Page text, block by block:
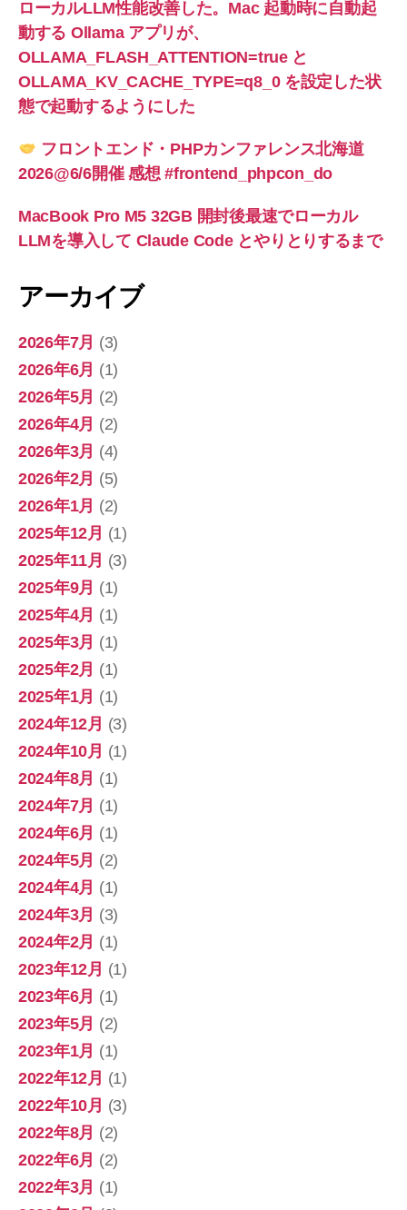
ローカルLLM性能改善した。Mac 起動時に自動起
動する Ollama アプリが、
OLLAMA_FLASH_ATTENTION=true と
OLLAMA_KV_CACHE_TYPE=q8_0 を設定した状
態で起動するようにした
フロントエンド・PHPカンファレンス北海道
2026@6/6開催 感想 #frontend_phpcon_do
MacBook Pro M5 32GB 開封後最速でローカル
LLMを導入して Claude Code とやりとりするまで
アーカイブ
2026年7月 (3)
2026年6月 (1)
2026年5月 (2)
2026年4月 (2)
2026年3月 (4)
2026年2月 (5)
2026年1月 (2)
2025年12月 (1)
2025年11月 (3)
2025年9月 (1)
2025年4月 (1)
2025年3月 (1)
2025年2月 (1)
2025年1月 (1)
2024年12月 (3)
2024年10月 (1)
2024年8月 (1)
2024年7月 (1)
2024年6月 (1)
2024年5月 (2)
2024年4月 (1)
2024年3月 (3)
2024年2月 (1)
2023年12月 (1)
2023年6月 (1)
2023年5月 (2)
2023年1月 (1)
2022年12月 (1)
2022年10月 (3)
2022年8月 (2)
2022年6月 (2)
2022年3月 (1)